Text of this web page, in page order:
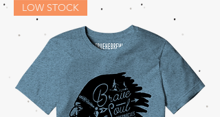
LOW STOCK